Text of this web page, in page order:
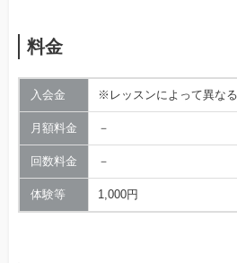
料金
入会金 ※レッスンによって異なる
月額料金 －
回数料金 －
体験等 1,000円